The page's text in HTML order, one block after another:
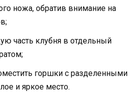
ножа, обратив внимание на
часть клубня в отдельный
горшки с разделенными
и яркое место.